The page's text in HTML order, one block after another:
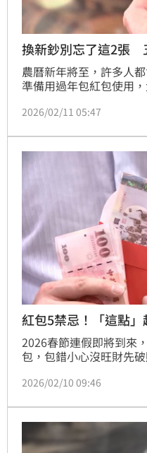
換新鈔別忘了這2張
農曆新年將至，許多人
準備用過年包紅包使用
了200元、2000元，分享
2026/02/11 05:47
紅包5禁忌！「這點
2026春節連假即將到來
包，包錯小心沒旺財先
會將財運被封掉。
2026/02/10 09:46